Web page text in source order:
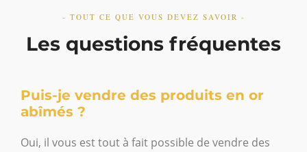
- TOUT CE QUE VOUS DEVEZ SAVOIR -
Les questions fréquentes
Puis-je vendre des produits en or
abîmés ?
Oui, il vous est tout à fait possible de vendre des